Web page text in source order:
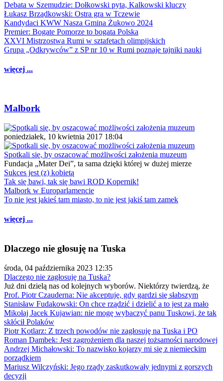
Debata w Szemudzie: Dołkowski pyta, Kalkowski kluczy
Łukasz Brządkowski: Ostra gra w Tczewie
Kandydaci KWW Nasza Gmina Żukowo 2024
Premier: Bogate Pomorze to bogata Polska
XXVI Mistrzostwa Rumi w sztafetach olimpijskich
Grupa „Odkrywców” z SP nr 10 w Rumi poznaje tajniki nauki
więcej ...
Malbork
poniedziałek, 10 kwietnia 2017 18:04
Spotkali się, by oszacować możliwości założenia muzeum
Fundacja „Mater Dei”, ta sama dzięki której w dużej mierze
Sukces jest (z) kobietą
Tak się bawi, tak się bawi ROD Kopernik!
Malbork w Europarlamencie
To nie jest jakieś tam miasto, to nie jest jakiś tam zamek
więcej ...
Dlaczego nie głosuję na Tuska
środa, 04 października 2023 12:35
Dlaczego nie zagłosuję na Tuska?
Już dni dzielą nas od kolejnych wyborów. Niektórzy twierdzą, że
Prof. Piotr Czauderna: Nie akceptuję, gdy gardzi się słabszym
Stanisław Fudakowski: On chce rządzić i dzielić a to jest za mało
Mikołaj Jacek Kujawian: nie mogę wybaczyć panu Tuskowi, że tak
skłócił Polaków
Piotr Kotlarz: Z trzech powodów nie zagłosuję na Tuska i PO
Roman Dambek: Jest zagrożeniem dla naszej tożsamości narodowej
Andrzej Michałowski: To nazwisko kojarzy mi się z niemieckim
porządkiem
Mariusz Wilczyński: Jego rządy zaskutkowały jednymi z gorszych
decyzji